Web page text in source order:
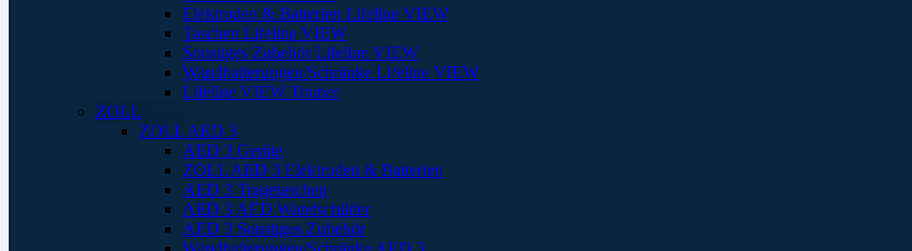
Elektroden & Batterien Lifeline VIEW
Taschen Lifeline VIEW
Sonstiges Zubehör Lifeline VIEW
Wandhalterungen/Schränke Lifeline VIEW
Lifeline VIEW Trainer
ZOLL
ZOLL AED 3
AED 3 Geräte
ZOLL AED 3 Elektroden & Batterien
AED 3 Tragetaschen
AED 3 AED Wandschilder
AED 3 Sonstiges Zubehör